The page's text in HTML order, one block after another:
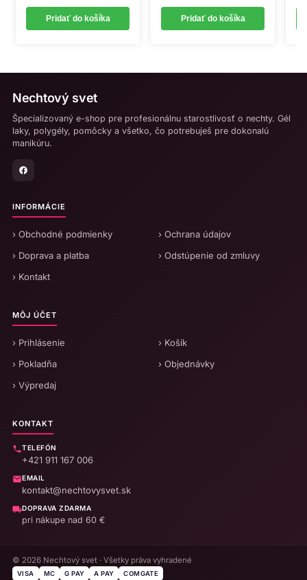
Pridať do košíka Pridať do košíka
Nechtový svet
Špecializovaný e-shop pre profesionálnu starostlivosť o nechty. Gél
laky, polygély, pomôcky a všetko, čo potrebuješ pre dokonalú
manikúru.
INFORMÁCIE
› Obchodné podmienky
› Ochrana údajov
› Doprava a platba
› Odstúpenie od zmluvy
› Kontakt
MÔJ ÚČET
› Prihlásenie
› Košík
› Pokladňa
› Objednávky
› Výpredaj
KONTAKT
TELEFÓN
+421 911 167 006
EMAIL
kontakt@nechtovysvet.sk
DOPRAVA ZDARMA
pri nákupe nad 60 €
© 2026 Nechtový svet · Všetky práva vyhradené
VISA MC G PAY A PAY COMGATE